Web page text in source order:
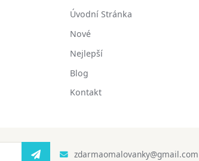
Úvodní Stránka
Nové
Nejlepší
Blog
Kontakt
zdarmaomalovanky@gmail.com